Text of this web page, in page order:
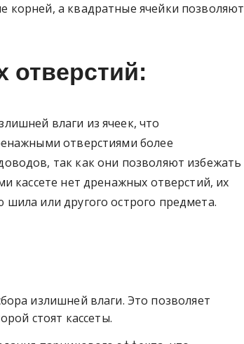
корней, а квадратные ячейки позволяют
влаги из ячеек, что
отверстиями более
так как они позволяют избежать
кассете нет дренажных отверстий, их
или другого острого предмета.
излишней влаги. Это позволяет
стоят кассеты.